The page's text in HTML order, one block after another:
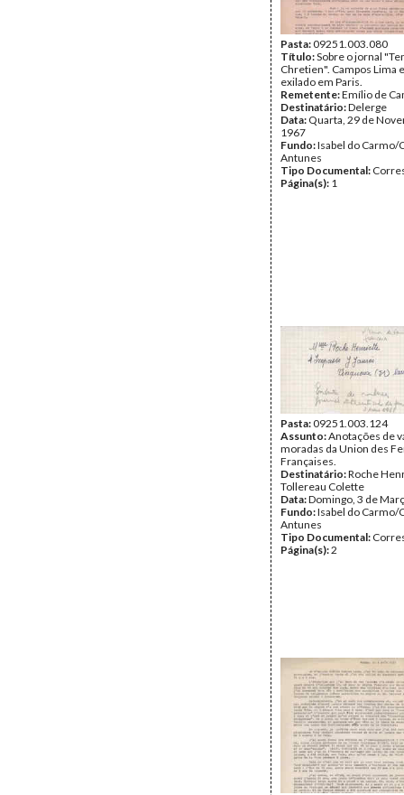
Pasta:09251.003.080
Título:Sobre o jornal
Chretien". Campos Lima
exilado em Paris.
Remetente:Emílio de
Destinatário:Delerge
Data: Quarta, 29 de
1967
Fundo:Isabel do Carmo/
Antunes
Tipo Documental:
Página(s): 1
Pasta:09251.003.124
Assunto:Anotações de
moradas da Union des
Françaises.
Destinatário:Roche
Tollereau Colette
Data:Domingo, 3 de
Fundo:Isabel do Carmo/
Antunes
Tipo Documental:
Página(s):2